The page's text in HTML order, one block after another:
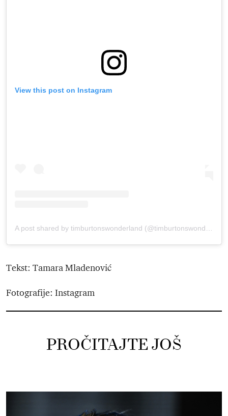
View this post on Instagram
Tekst: Tamara Mladenović
Fotografije: Instagram
PROČITAJTE JOŠ